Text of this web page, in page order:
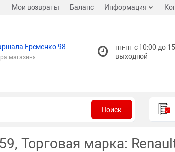
Мои возвраты Баланс Информация
Еременко 98
магазина
пн-пт с 10:00 до
выходной
Поиск
Торговая марка: